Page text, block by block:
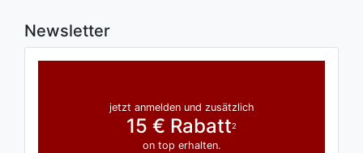
Newsletter
jetzt anmelden und zusätzlich
15 € Rabatt2
on top erhalten.